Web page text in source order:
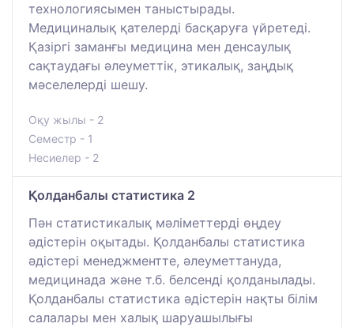
технологиясымен таныстырады.
Медициналық қателерді басқаруға үйретеді.
Қазіргі заманғы медицина мен денсаулық
сақтаудағы әлеуметтік, этикалық, заңдық
мәселелерді шешу.
Оқу жылы - 2
Семестр - 1
Несиелер - 2
Қолданбалы статистика 2
Пән статистикалық мәліметтерді өңдеу
әдістерін оқытады. Қолданбалы статистика
әдістері менеджментте, әлеуметтануда,
медицинада және т.б. белсенді қолданылады.
Қолданбалы статистика әдістерін нақты білім
салалары мен халық шаруашылығы